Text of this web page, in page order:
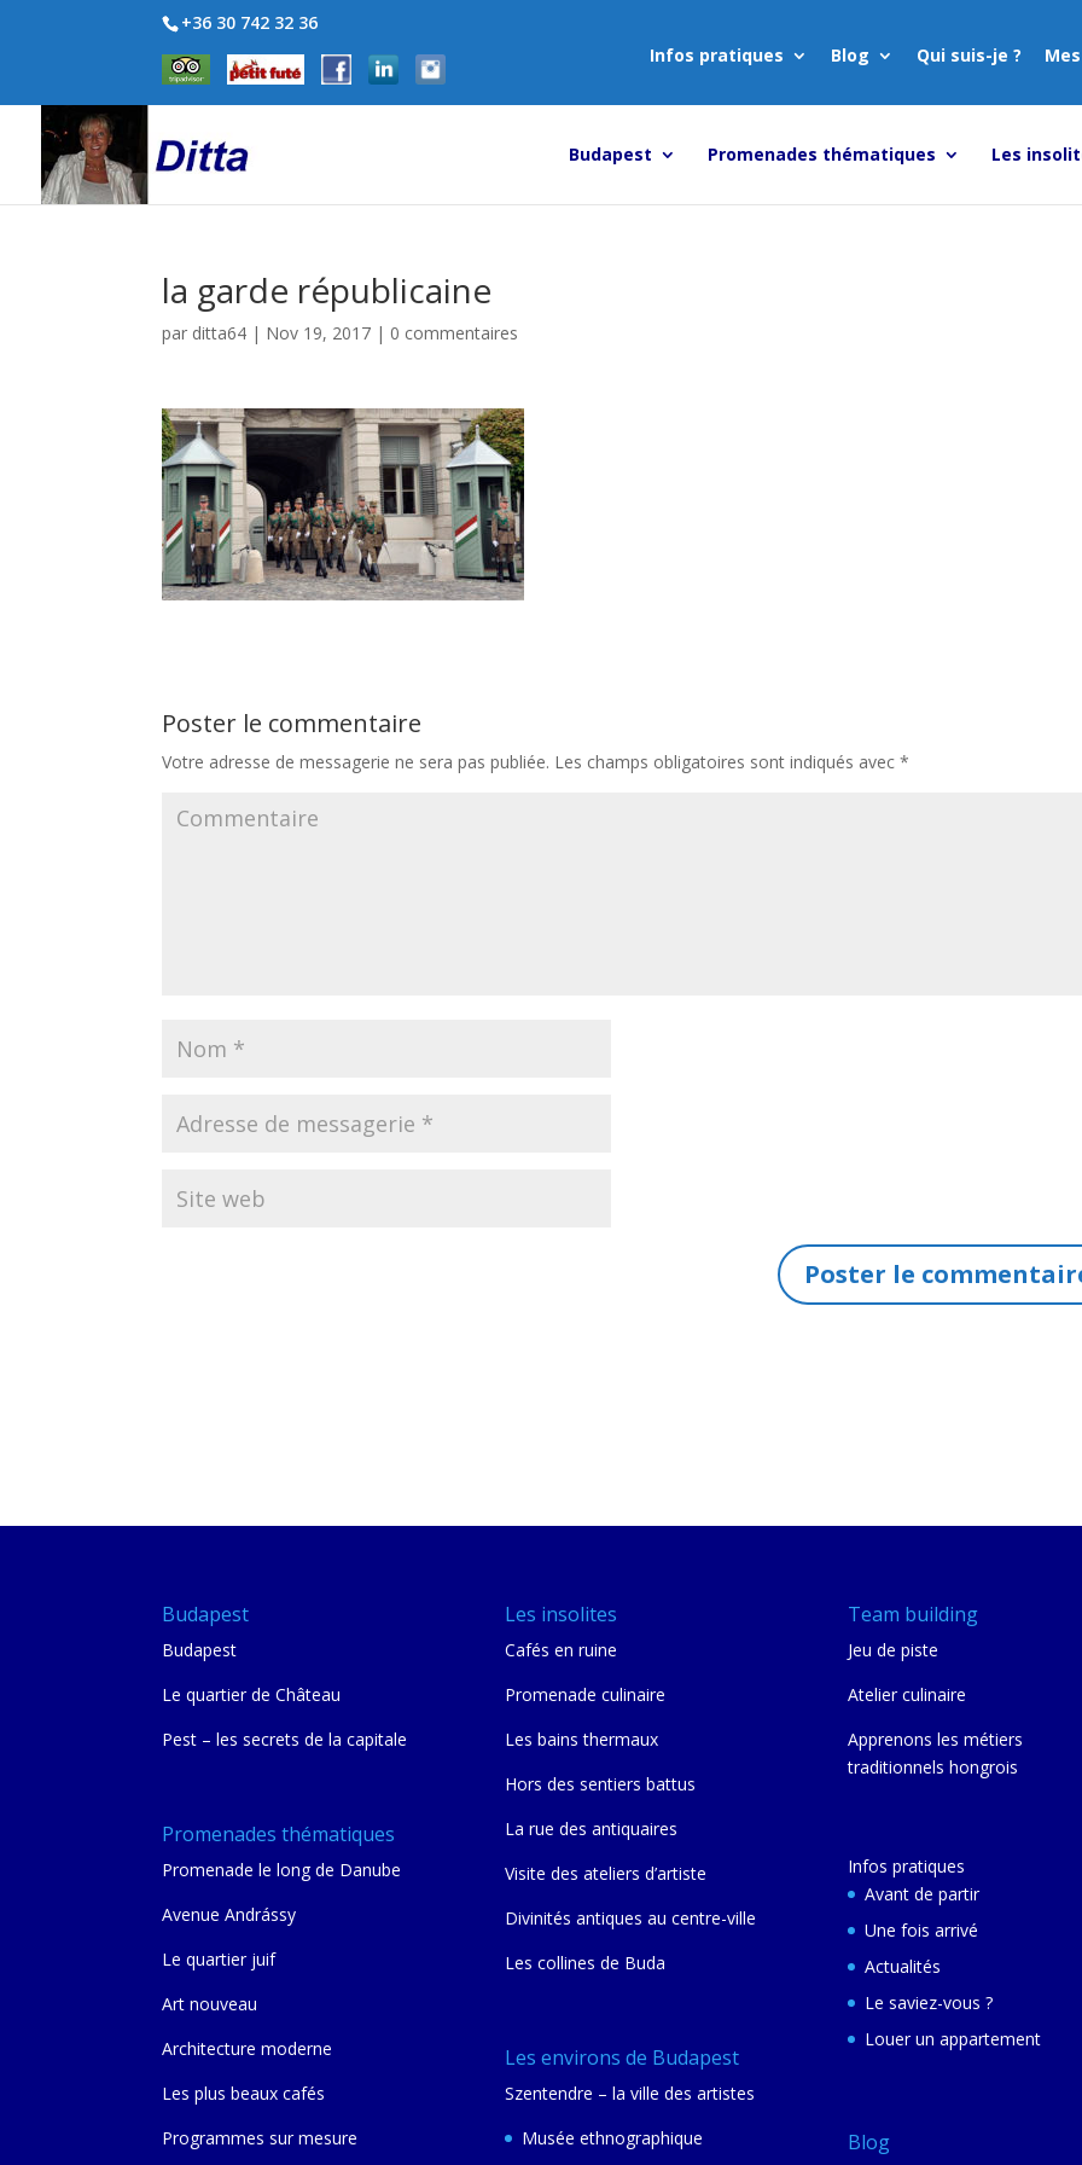
+36 30 742 32 36
Infos pratiques
Blog Qui suis-je ?
Budapest Promenades thématiques Les
la garde républicaine
par ditta64 | Nov 19, 2017 | 0 commentaires
Poster le commentaire
Votre adresse de messagerie ne sera pas publiée. Les champs obligatoires sont indiqués avec*
Budapest
Budapest
Le quartier de Château
Pest – les secrets de la capitale
Promenades thématiques
Promenade le long de Danube
Avenue Andrássy
Le quartier juif
Art nouveau
Architecture moderne
Les plus beaux cafés
Programmes sur mesure
Les insolites
Cafés en ruine
Promenade culinaire
Les bains thermaux
Hors des sentiers battus
La rue des antiquaires
Visite des ateliers d’artiste
Divinités antiques au centre-ville
Les collines de Buda
Les environs de Budapest
Szentendre – la ville des artistes
Musée ethnographique
Team building
Jeu de piste
Atelier culinaire
Apprenons les métiers
traditionnels hongrois
Infos pratiques
Avant de partir
Une fois arrivé
Actualités
Le saviez-vous ?
Louer un appartement
Blog